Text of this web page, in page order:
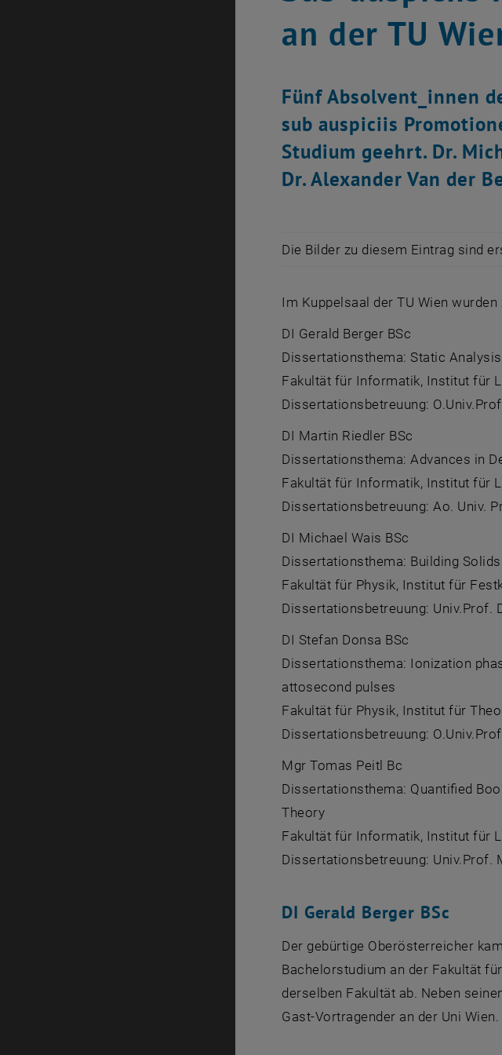
an der TU
Fünf Absolvent_innen
sub auspiciis
Studium geehrt. Dr.
Dr. Alexander Van der
Die Bilder zu diesem Eintrag sind
Im Kuppelsaal der TU Wien
DI Gerald Berger BSc
Dissertationsthema: Static
Fakultät für Informatik, Institut für
Dissertationsbetreuung:
DI Martin Riedler BSc
Dissertationsthema:Advances in
Fakultät für Informatik, Institut für
Dissertationsbetreuung: Ao. Univ.
DI Michael Wais BSc
Dissertationsthema: Building
Fakultät für Physik, Institut für
Dissertationsbetreuung: Univ.Prof.
DI Stefan Donsa BSc
Dissertationsthema: Ionization
attosecond pulses
Fakultät für Physik, Institut für
Dissertationsbetreuung:
Mgr Tomas Peitl Bc
Dissertationsthema: Quantified
Theory
Fakultät für Informatik, Institut für
Dissertationsbetreuung: Univ.Prof.
DI Gerald Berger BSc
Der gebürtige Oberösterreicher
Bachelorstudium an der Fakultät
derselben Fakultät ab. Neben
Gast-Vortragender an der Uni Wien.